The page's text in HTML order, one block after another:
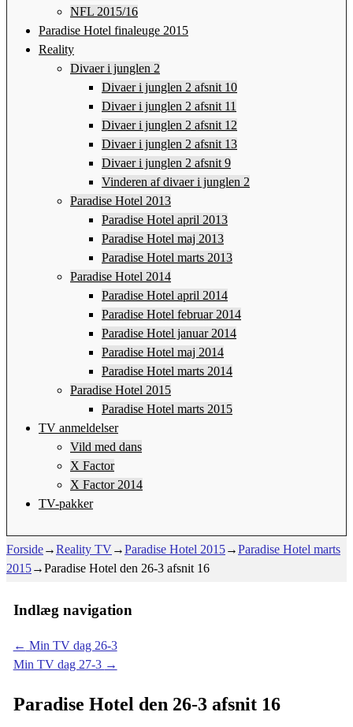
NFL 2015/16
Paradise Hotel finaleuge 2015
Reality
Divaer i junglen 2
Divaer i junglen 2 afsnit 10
Divaer i junglen 2 afsnit 11
Divaer i junglen 2 afsnit 12
Divaer i junglen 2 afsnit 13
Divaer i junglen 2 afsnit 9
Vinderen af divaer i junglen 2
Paradise Hotel 2013
Paradise Hotel april 2013
Paradise Hotel maj 2013
Paradise Hotel marts 2013
Paradise Hotel 2014
Paradise Hotel april 2014
Paradise Hotel februar 2014
Paradise Hotel januar 2014
Paradise Hotel maj 2014
Paradise Hotel marts 2014
Paradise Hotel 2015
Paradise Hotel marts 2015
TV anmeldelser
Vild med dans
X Factor
X Factor 2014
TV-pakker
Forside→Reality TV→Paradise Hotel 2015→Paradise Hotel marts
2015→Paradise Hotel den 26-3 afsnit 16
Indlæg navigation
← Min TV dag 26-3
Min TV dag 27-3 →
Paradise Hotel den 26-3 afsnit 16